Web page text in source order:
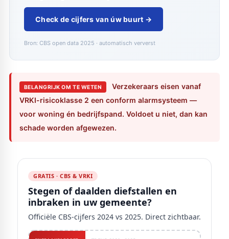
Check de cijfers van úw buurt →
Bron: CBS open data 2025 · automatisch ververst
BELANGRIJK OM TE WETEN
Verzekeraars eisen vanaf
VRKI-risicoklasse 2 een conform alarmsysteem —
voor woning én bedrijfspand. Voldoet u niet, dan kan
schade worden afgewezen.